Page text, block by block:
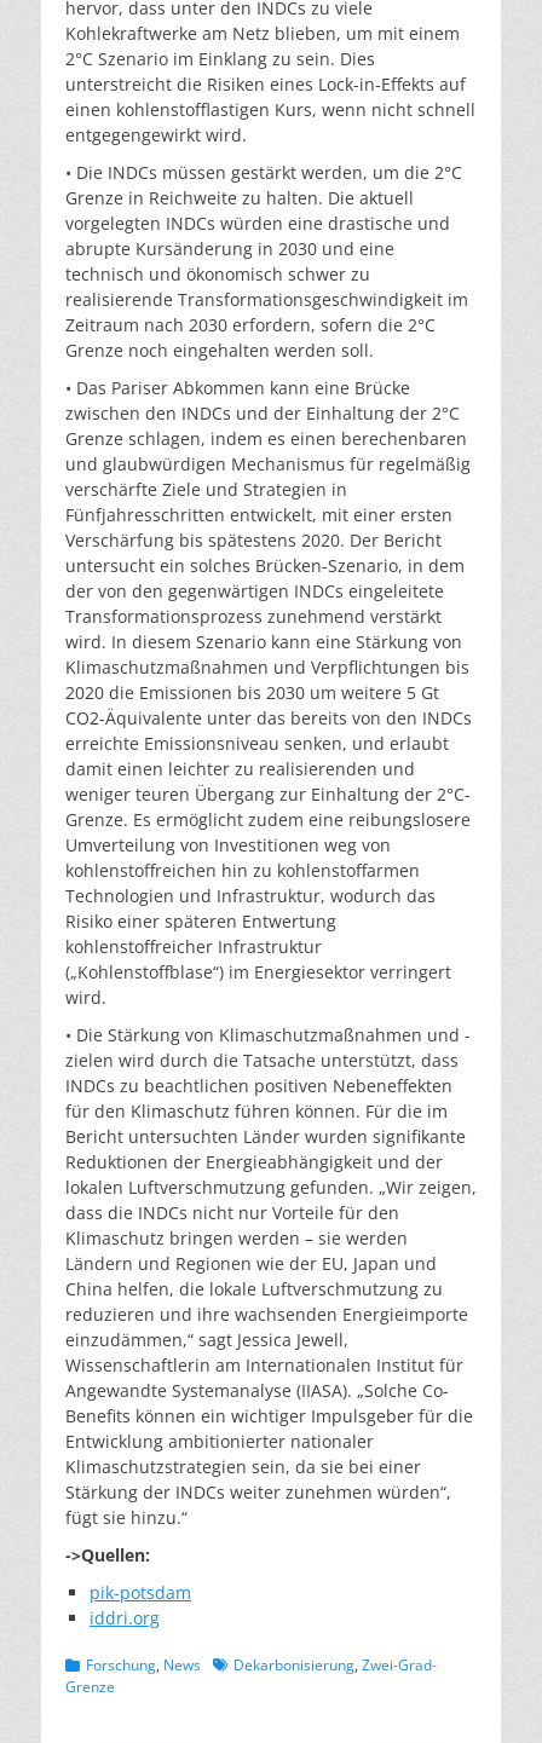
hervor, dass unter den INDCs zu viele
Kohlekraftwerke am Netz blieben, um mit einem
2°C Szenario im Einklang zu sein. Dies
unterstreicht die Risiken eines Lock-in-Effekts auf
einen kohlenstofflastigen Kurs, wenn nicht schnell
entgegengewirkt wird.
• Die INDCs müssen gestärkt werden, um die 2°C
Grenze in Reichweite zu halten. Die aktuell
vorgelegten INDCs würden eine drastische und
abrupte Kursänderung in 2030 und eine
technisch und ökonomisch schwer zu
realisierende Transformationsgeschwindigkeit im
Zeitraum nach 2030 erfordern, sofern die 2°C
Grenze noch eingehalten werden soll.
• Das Pariser Abkommen kann eine Brücke
zwischen den INDCs und der Einhaltung der 2°C
Grenze schlagen, indem es einen berechenbaren
und glaubwürdigen Mechanismus für regelmäßig
verschärfte Ziele und Strategien in
Fünfjahresschritten entwickelt, mit einer ersten
Verschärfung bis spätestens 2020. Der Bericht
untersucht ein solches Brücken-Szenario, in dem
der von den gegenwärtigen INDCs eingeleitete
Transformationsprozess zunehmend verstärkt
wird. In diesem Szenario kann eine Stärkung von
Klimaschutzmaßnahmen und Verpflichtungen bis
2020 die Emissionen bis 2030 um weitere 5 Gt
CO2-Äquivalente unter das bereits von den INDCs
erreichte Emissionsniveau senken, und erlaubt
damit einen leichter zu realisierenden und
weniger teuren Übergang zur Einhaltung der 2°C-
Grenze. Es ermöglicht zudem eine reibungslosere
Umverteilung von Investitionen weg von
kohlenstoffreichen hin zu kohlenstoffarmen
Technologien und Infrastruktur, wodurch das
Risiko einer späteren Entwertung
kohlenstoffreicher Infrastruktur
(„Kohlenstoffblase“) im Energiesektor verringert
wird.
• Die Stärkung von Klimaschutzmaßnahmen und -
zielen wird durch die Tatsache unterstützt, dass
INDCs zu beachtlichen positiven Nebeneffekten
für den Klimaschutz führen können. Für die im
Bericht untersuchten Länder wurden signifikante
Reduktionen der Energieabhängigkeit und der
lokalen Luftverschmutzung gefunden. „Wir zeigen,
dass die INDCs nicht nur Vorteile für den
Klimaschutz bringen werden – sie werden
Ländern und Regionen wie der EU, Japan und
China helfen, die lokale Luftverschmutzung zu
reduzieren und ihre wachsenden Energieimporte
einzudämmen,“ sagt Jessica Jewell,
Wissenschaftlerin am Internationalen Institut für
Angewandte Systemanalyse (IIASA). „Solche Co-
Benefits können ein wichtiger Impulsgeber für die
Entwicklung ambitionierter nationaler
Klimaschutzstrategien sein, da sie bei einer
Stärkung der INDCs weiter zunehmen würden“,
fügt sie hinzu.“
->Quellen:
pik-potsdam
iddri.org
Kategorien
Forschung, News Schlagworte
Dekarbonisierung, Zwei-Grad-
Grenze